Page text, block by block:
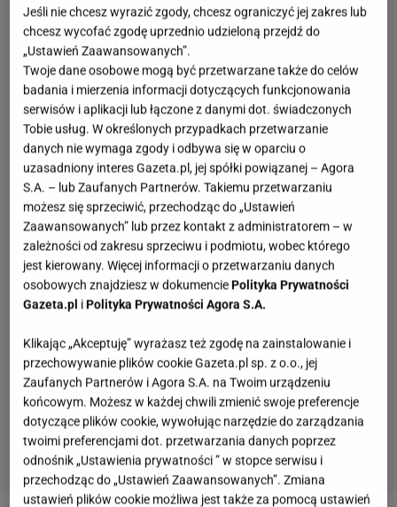
Jeśli nie chcesz wyrazić zgody, chcesz ograniczyć jej zakres lub
chcesz wycofać zgodę uprzednio udzieloną przejdź do
„Ustawień Zaawansowanych”.
Twoje dane osobowe mogą być przetwarzane także do celów
badania i mierzenia informacji dotyczących funkcjonowania
serwisów i aplikacji lub łączone z danymi dot. świadczonych
Tobie usług. W określonych przypadkach przetwarzanie
danych nie wymaga zgody i odbywa się w oparciu o
uzasadniony interes Gazeta.pl, jej spółki powiązanej – Agora
S.A. – lub Zaufanych Partnerów. Takiemu przetwarzaniu
możesz się sprzeciwić, przechodząc do „Ustawień
Zaawansowanych” lub przez kontakt z administratorem – w
zależności od zakresu sprzeciwu i podmiotu, wobec którego
jest kierowany. Więcej informacji o przetwarzaniu danych
osobowych znajdziesz w dokumenciePolityka Prywatności
Gazeta.pl iPolityka Prywatności Agora S.A.
Klikając „Akceptuję” wyrażasz też zgodę na zainstalowanie i
przechowywanie plików cookie Gazeta.pl sp. z o.o., jej
Zaufanych Partnerów i Agora S.A. na Twoim urządzeniu
końcowym. Możesz w każdej chwili zmienić swoje preferencje
dotyczące plików cookie, wywołując narzędzie do zarządzania
twoimi preferencjami dot. przetwarzania danych poprzez
odnośnik „Ustawienia prywatności ” w stopce serwisu i
przechodząc do „Ustawień Zaawansowanych”. Zmiana
ustawień plików cookie możliwa jest także za pomocą ustawień